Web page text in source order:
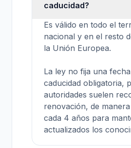
caducidad?
Es válido en todo el
nacional y en el resto
la Unión Europea.
La ley no fija una
caducidad obligatoria,
autoridades suelen
renovación, de
cada 4 años para
actualizados los